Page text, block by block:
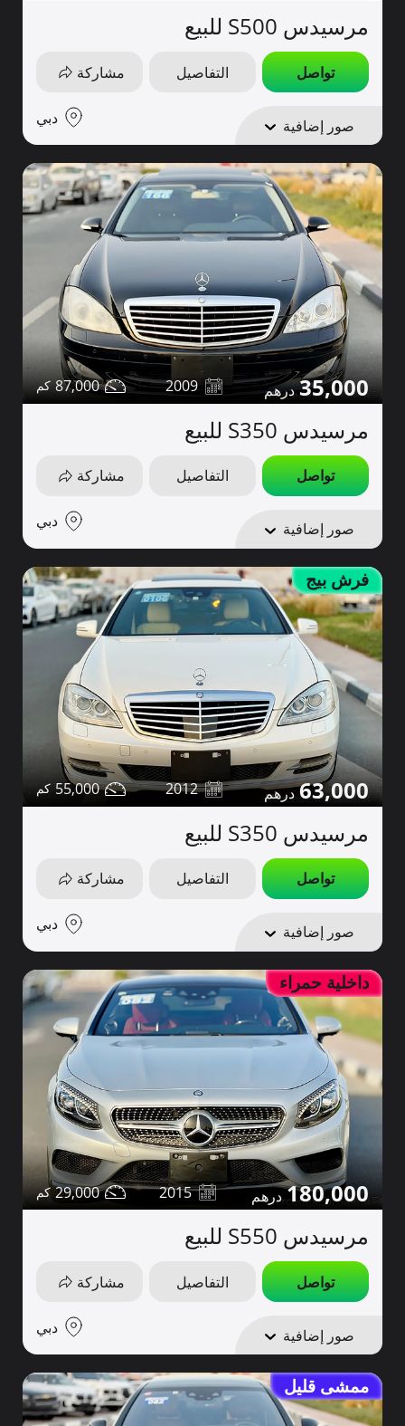
مرسيدس S500 للبيع
تواصل التفاصيل مشاركة
صور إضافية دبي
35,000
2009
87,000
مرسيدس S350 للبيع
تواصل التفاصيل مشاركة
صور إضافية دبي
فرش بيج
63,000
2012
55,000
مرسيدس S350 للبيع
تواصل التفاصيل مشاركة
صور إضافية دبي
داخلية حمراء
180,000
2015
29,000
مرسيدس S550 للبيع
تواصل التفاصيل مشاركة
صور إضافية دبي
ممشى قليل